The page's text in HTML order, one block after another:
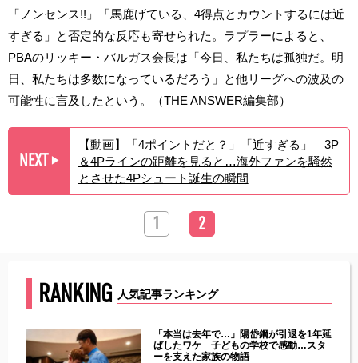
「ノンセンス!!」「馬鹿げている、4得点とカウントするには近
すぎる」と否定的な反応も寄せられた。ラプラーによると、
PBAのリッキー・バルガス会長は「今日、私たちは孤独だ。明
日、私たちは多数になっているだろう」と他リーグへの波及の
可能性に言及したという。（THE ANSWER編集部）
NEXT ▶︎
【動画】「4ポイントだと？」「近すぎる」 3P
＆4Pラインの距離を見ると…海外ファンを騒然
とさせた4Pシュート誕生の瞬間
1 2
RANKING 人気記事ランキング
「本当は去年で…」陽岱鋼が引退を1年延
ばしたワケ 子どもの学校で感動…スタ
ーを支えた家族の物語